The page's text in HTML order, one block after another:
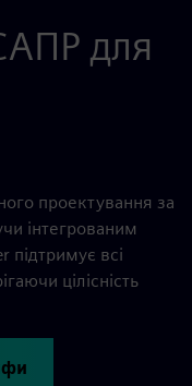
для
проектування за
інтегрованим
підтримує всі
цілісність